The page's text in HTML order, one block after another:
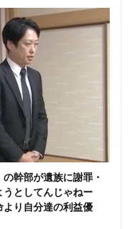
幹部が遺族に謝罪・
としてんじゃねー
より自分達の利益優